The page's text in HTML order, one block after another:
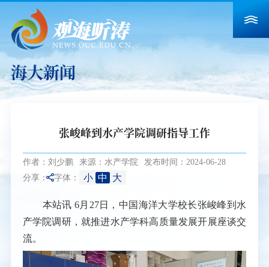
海大新闻
张峻峰到水产学院调研指导工作
作者：刘少鹏 来源：水产学院 发布时间：2024-06-28
分享： 字体： 小 中 大
本站讯 6月27日，中国海洋大学校长张峻峰到水
产学院调研，就推进水产学科高质量发展开展座谈交
流。